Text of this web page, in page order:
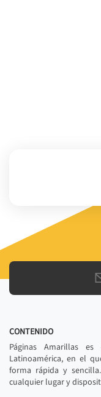
CONTENIDO
Páginas Amarillas
Latinoamérica, en el
forma rápida y
cualquier lugar y